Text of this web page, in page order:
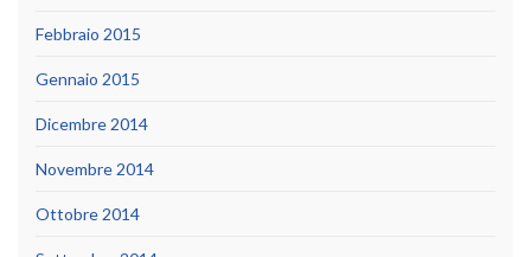
Febbraio 2015
Gennaio 2015
Dicembre 2014
Novembre 2014
Ottobre 2014